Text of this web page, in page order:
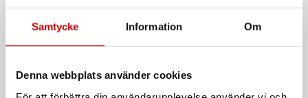
Samtycke Information Om
Denna webbplats använder cookies